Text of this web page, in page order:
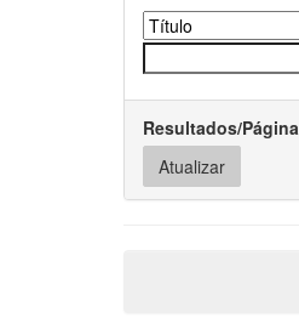
Resultados/Página